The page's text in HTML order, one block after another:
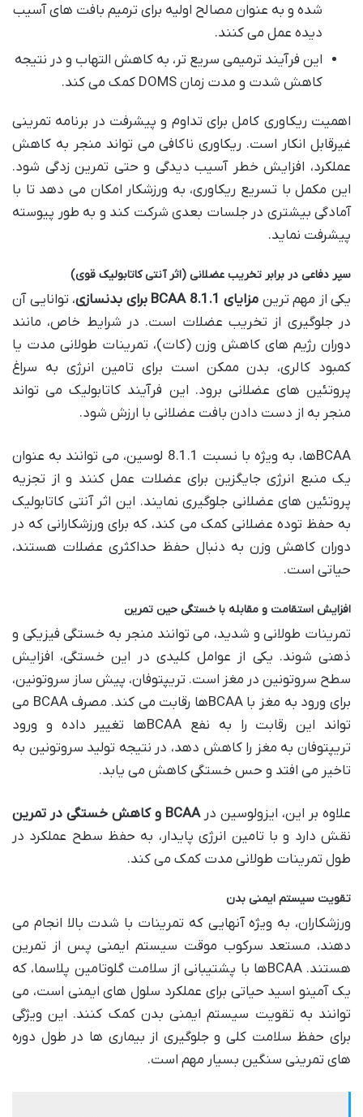
شده و به عنوان مصالح اولیه برای ترمیم بافت های آسیب
دیده عمل می کنند.
این فرآیند ترمیمی سریع تر، به کاهش التهاب و در نتیجه
کاهش شدت و مدت زمان DOMS کمک می کند.
اهمیت ریکاوری کامل برای تداوم و پیشرفت در برنامه تمرینی
غیرقابل انکار است. ریکاوری ناکافی می تواند منجر به کاهش
عملکرد، افزایش خطر آسیب دیدگی و حتی تمرین زدگی شود.
این مکمل با تسریع ریکاوری، به ورزشکار امکان می دهد تا با
آمادگی بیشتری در جلسات بعدی شرکت کند و به طور پیوسته
پیشرفت نماید.
سپر دفاعی در برابر تخریب عضلانی (اثر آنتی کاتابولیک قوی)
یکی از مهم ترین مزایای BCAA 8.1.1 برای بدنسازی
، توانایی آن
در جلوگیری از تخریب عضلات است. در شرایط خاص، مانند
دوران رژیم های کاهش وزن (کات)، تمرینات طولانی مدت یا
کمبود کالری، بدن ممکن است برای تامین انرژی به سراغ
پروتئین های عضلانی برود. این فرآیند کاتابولیک می تواند
منجر به از دست دادن بافت عضلانی با ارزش شود.
BCAAها، به ویژه با نسبت 8.1.1 لوسین، می توانند به عنوان
یک منبع انرژی جایگزین برای عضلات عمل کنند و از تجزیه
پروتئین های عضلانی جلوگیری نمایند. این اثر آنتی کاتابولیک
به حفظ توده عضلانی کمک می کند، که برای ورزشکارانی که در
دوران کاهش وزن به دنبال حفظ حداکثری عضلات هستند،
حیاتی است.
افزایش استقامت و مقابله با خستگی حین تمرین
تمرینات طولانی و شدید، می توانند منجر به خستگی فیزیکی و
ذهنی شوند. یکی از عوامل کلیدی در این خستگی، افزایش
سطح سروتونین در مغز است. تریپتوفان، پیش ساز سروتونین،
برای ورود به مغز با BCAAها رقابت می کند. مصرف BCAA می
تواند این رقابت را به نفع BCAAها تغییر داده و ورود
تریپتوفان به مغز را کاهش دهد، در نتیجه تولید سروتونین به
تاخیر می افتد و حس خستگی کاهش می یابد.
علاوه بر این، ایزولوسین درBCAA و کاهش خستگی در تمرین
نقش دارد و با تامین انرژی پایدار، به حفظ سطح عملکرد در
طول تمرینات طولانی مدت کمک می کند.
تقویت سیستم ایمنی بدن
ورزشکاران، به ویژه آنهایی که تمرینات با شدت بالا انجام می
دهند، مستعد سرکوب موقت سیستم ایمنی پس از تمرین
هستند. BCAAها با پشتیبانی از سلامت گلوتامین پلاسما، که
یک آمینو اسید حیاتی برای عملکرد سلول های ایمنی است، می
توانند به تقویت سیستم ایمنی بدن کمک کنند. این ویژگی
برای حفظ سلامت کلی و جلوگیری از بیماری ها در طول دوره
های تمرینی سنگین بسیار مهم است.